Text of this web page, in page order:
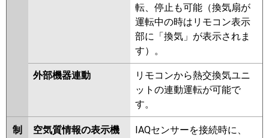
転、停止も可能（換気扇が
運転中の時はリモコン表示
部に「換気」が表示されま
す）。
外部機器連動
リモコンから熱交換気ユニ
ットの連動運転が可能で
す。
制
空気質情報の表示機
IAQセンサーを接続時に、